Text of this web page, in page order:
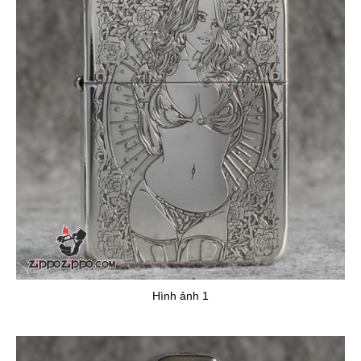
thậm chí bạn có thể để trước quạt máy ngọn lửa Zippo vẫn
Hình ảnh 1